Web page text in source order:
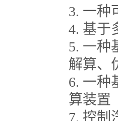
3. 一种
4. 基于
5. 一种
解算、
6. 一种
算装置
7. 控制